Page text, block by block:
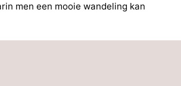
men een mooie wandeling kan